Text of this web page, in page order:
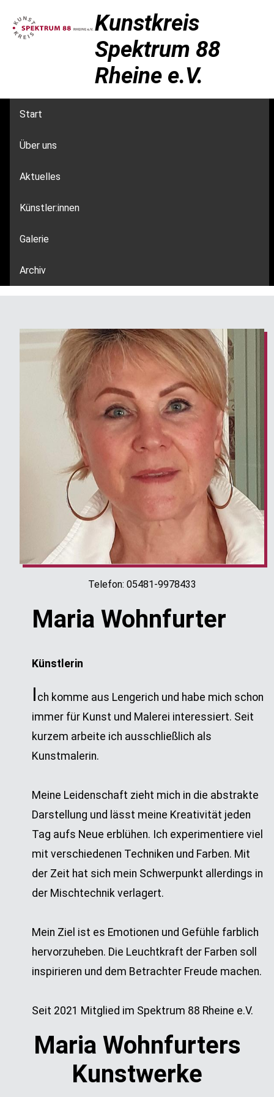
Kunstkreis
Spektrum 88
Rheine e.V.
Start
Über uns
Aktuelles
Künstler:innen
Galerie
Archiv
Telefon: 05481-9978433
Maria Wohnfurter
Künstlerin
I ch komme aus Lengerich und habe mich schon
immer für Kunst und Malerei interessiert. Seit
kurzem arbeite ich ausschließlich als
Kunstmalerin.
Meine Leidenschaft zieht mich in die abstrakte
Darstellung und lässt meine Kreativität jeden
Tag aufs Neue erblühen. Ich experimentiere viel
mit verschiedenen Techniken und Farben. Mit
der Zeit hat sich mein Schwerpunkt allerdings in
der Mischtechnik verlagert.
Mein Ziel ist es Emotionen und Gefühle farblich
hervorzuheben. Die Leuchtkraft der Farben soll
inspirieren und dem Betrachter Freude machen.
Seit 2021 Mitglied im Spektrum 88 Rheine e.V.
Maria Wohnfurters
Kunstwerke